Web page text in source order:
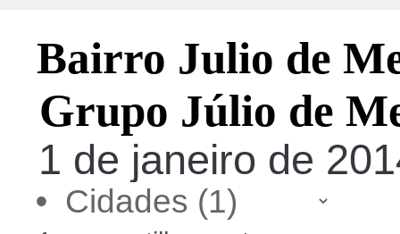
Bairro Julio de
Grupo Júlio de
1 de janeiro de
•